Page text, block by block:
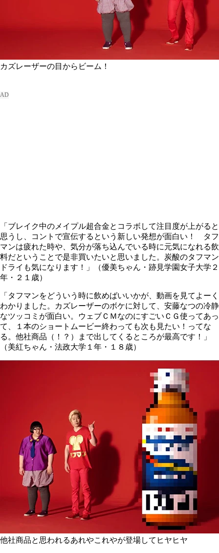
カズレーザーの目からビーム！
「ブレイク中のメイプル超合金とコラボして注目度が上がると
思うし、コントで宣伝するという新しい発想が面白い！ タフ
マンは疲れた時や、気分が落ち込んでいる時に元気になれる飲
料だということで是非買いたいと思いました。炭酸のタフマン
ドライも気になります！」（優美ちゃん・跡見学園女子大学２
年・２１歳）
「タフマンをどういう時に飲めばいいかが、動画を見てよーく
わかりました。カズレーザーのボケに対して、安藤なつの冷静
なツッコミが面白い。ウェブＣＭなのにすごいＣＧ使ってあっ
て、１本のショートムービー終わっても次も見たい！ってな
る。他社商品（！？）まで出してくるところが最高です！」
（美紅ちゃん・法政大学１年・１８歳）
他社商品と思われるあれやこれやが登場してヒヤヒヤ